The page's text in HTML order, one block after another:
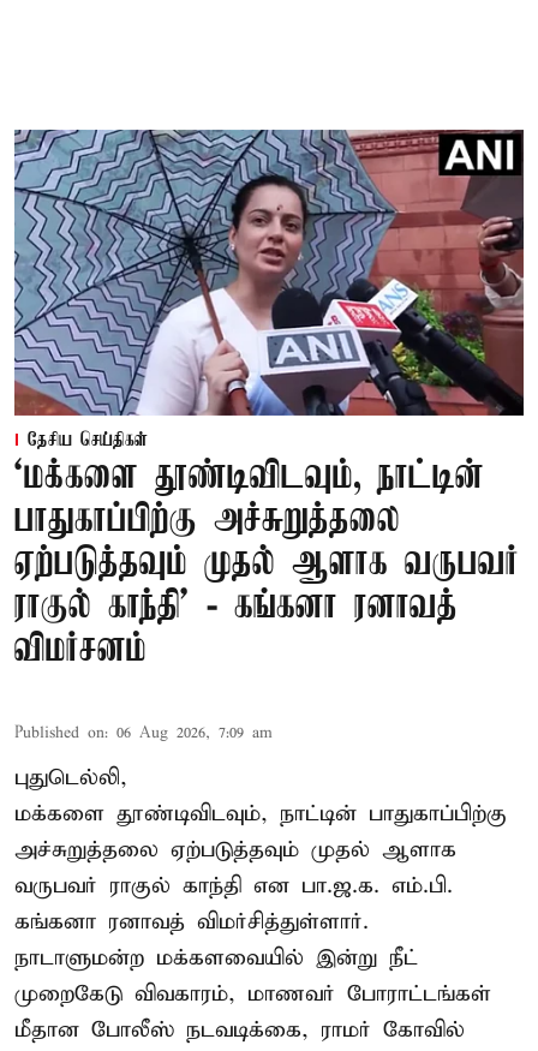
தேசிய செய்திகள்
‘மக்களை தூண்டிவிடவும், நாட்டின்
பாதுகாப்பிற்கு அச்சுறுத்தலை
ஏற்படுத்தவும் முதல் ஆளாக வருபவர்
ராகுல் காந்தி’ - கங்கனா ரனாவத்
விமர்சனம்
Published on: 06 Aug 2026, 7:09 am
புதுடெல்லி,
மக்களை தூண்டிவிடவும், நாட்டின் பாதுகாப்பிற்கு
அச்சுறுத்தலை ஏற்படுத்தவும் முதல் ஆளாக
வருபவர் ராகுல் காந்தி என பா.ஜ.க. எம்.பி.
கங்கனா ரனாவத் விமர்சித்துள்ளார்.
நாடாளுமன்ற மக்களவையில் இன்று நீட்
முறைகேடு விவகாரம், மாணவர் போராட்டங்கள்
மீதான போலீஸ் நடவடிக்கை, ராமர் கோவில்